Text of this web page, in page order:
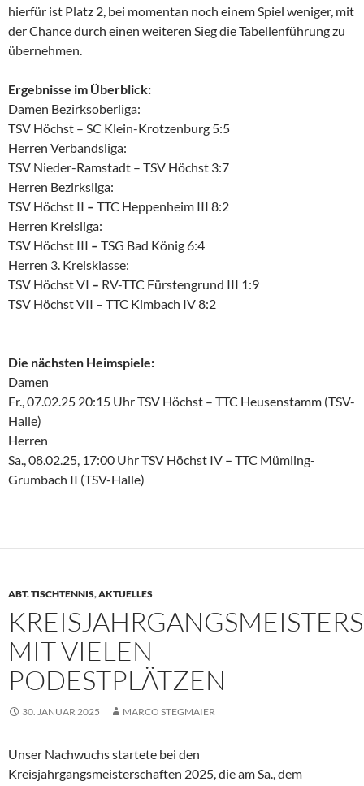
hierfür ist Platz 2, bei momentan noch einem Spiel weniger, mit
der Chance durch einen weiteren Sieg die Tabellenführung zu
übernehmen.
Ergebnisse im Überblick:
Damen Bezirksoberliga:
TSV Höchst – SC Klein-Krotzenburg 5:5
Herren Verbandsliga:
TSV Nieder-Ramstadt – TSV Höchst 3:7
Herren Bezirksliga:
TSV Höchst II – TTC Heppenheim III 8:2
Herren Kreisliga:
TSV Höchst III – TSG Bad König 6:4
Herren 3. Kreisklasse:
TSV Höchst VI – RV-TTC Fürstengrund III 1:9
TSV Höchst VII – TTC Kimbach IV 8:2
Die nächsten Heimspiele:
Damen
Fr., 07.02.25 20:15 Uhr TSV Höchst – TTC Heusenstamm (TSV-
Halle)
Herren
Sa., 08.02.25, 17:00 Uhr TSV Höchst IV – TTC Mümling-
Grumbach II (TSV-Halle)
ABT. TISCHTENNIS,AKTUELLES
MIT VIELEN
PODESTPLÄTZEN
30. JANUAR 2025 MARCO STEGMAIER
Unser Nachwuchs startete bei den
Kreisjahrgangsmeisterschaften 2025, die am Sa., dem